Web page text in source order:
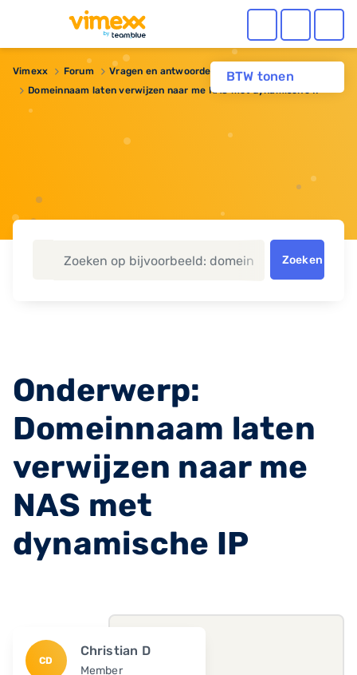
BTW tonen
Vimexx Forum Vragen en antwoorden
Domeinnaam
Domeinnaam laten verwijzen naar me NAS met dynamische IP
Zoeken
Onderwerp:
Domeinnaam laten
verwijzen naar me
NAS met
dynamische IP
CD
Christian D
Member